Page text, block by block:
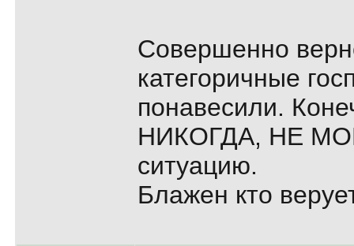
Совершенно
категоричные
понавесили.
НИКОГДА, НЕ
ситуацию.
Блажен кто